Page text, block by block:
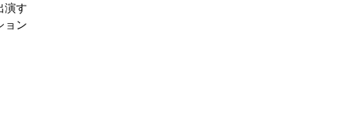
演す
ョン